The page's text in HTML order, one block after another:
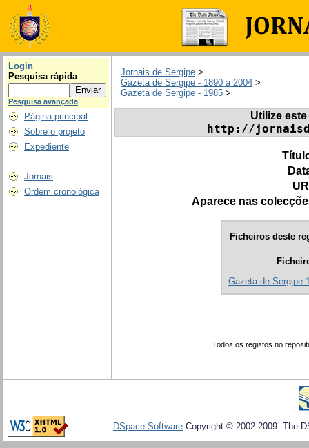
Login
Pesquisa rápida
Pesquisa avançada
Página principal
Sobre o projeto
Expediente
Jornais
Ordem cronológica
Jornais de Sergipe >
Gazeta de Sergipe - 1890 a 2004 >
Gazeta de Sergipe - 1985 >
Utilize
http://
Aparece nas
Ficheiros deste
Gazeta de Sergipe
Todos os registos no
DSpace Software Copyright © 2002-2009 The